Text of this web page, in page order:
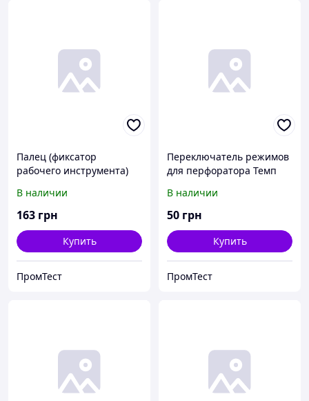
Палец (фиксатор
рабочего инструмента)
МО-2150.
В наличии
163 грн
Купить
ПромТест
Переключатель режимов
для перфоратора Темп
В наличии
50 грн
Купить
ПромТест